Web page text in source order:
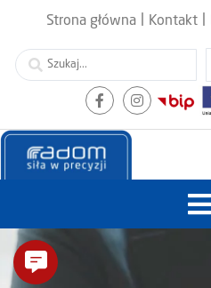
Strona główna Kontakt